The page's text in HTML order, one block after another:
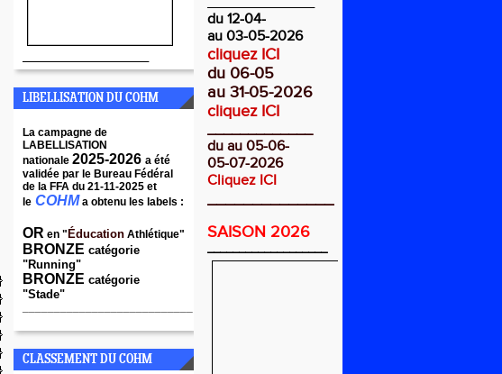
LIBELLISATION DU COHM
La campagne de
LABELLISATION
nationale 2025-2026 a été
validée par le Bureau Fédéral
de la FFA du 21-11-2025 et
le COHM a obtenu les labels :
OR en " Éducation Athlétique"
BRONZE catégorie
"Running"
BRONZE catégorie
"Stade"
CLASSEMENT DU COHM
du 12-04-
au 03-05-2026
cliquez ICI
du 06-05
au 31-05-2026
cliquez ICI
_____________
du au 05-06-
05-07-2026
Cliquez ICI
SAISON 2026
___________________